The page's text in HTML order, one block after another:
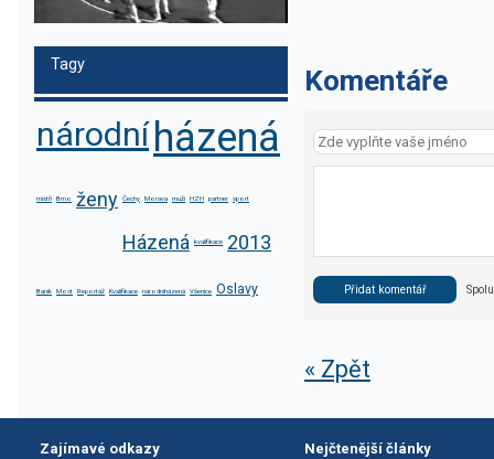
Tagy
národní házená
mistři Brno ženy Čechy Morava muži HZH partner sport
Házená kvalifikace 2013
Baník Most Reportáž Kvalifikace národníházená Všenice Oslavy
Komentáře
« Zpět
Zajímavé odkazy Nejčtenější články